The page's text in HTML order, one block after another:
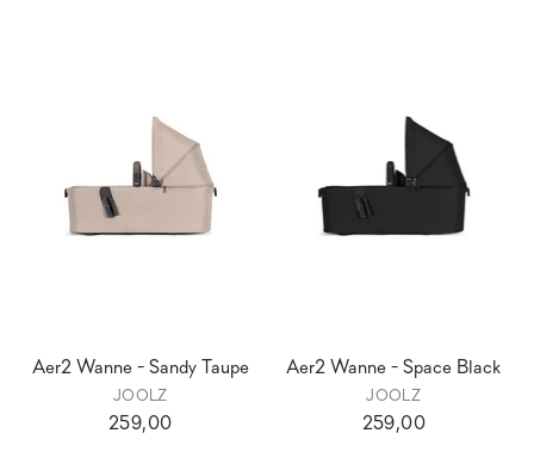
Aer2 Wanne - Sandy Taupe
JOOLZ
259,00
Aer2 Wanne - Space Black
JOOLZ
259,00